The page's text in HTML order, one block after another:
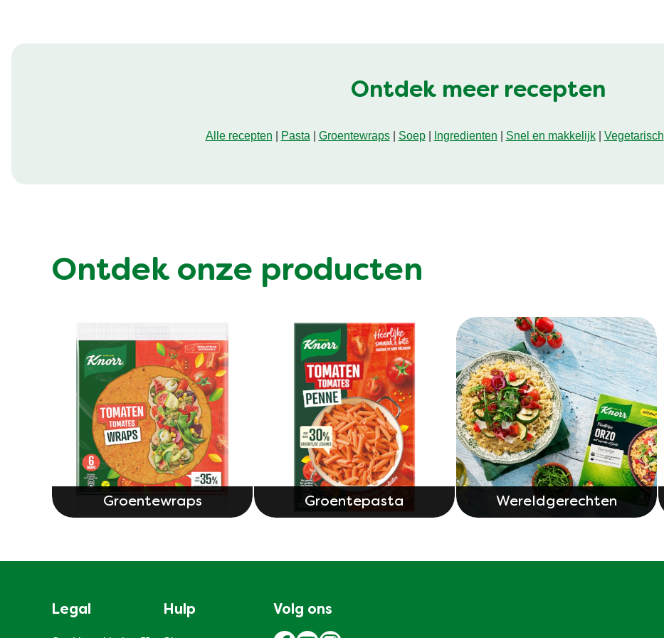
Ontdek meer recepten
Alle recepten Pasta Groentewraps| Soep| Ingredienten Snel en makkelijk| Vegetarisch
Ontdek onze producten
Groentewraps Groentepasta Wereldgerechten
Legal Hulp Volg ons